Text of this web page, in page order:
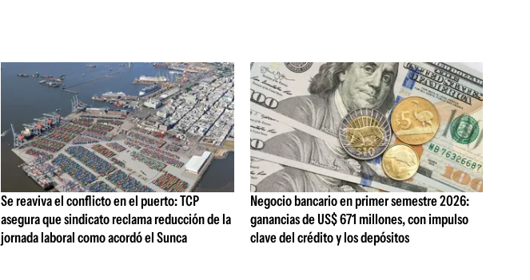
Se reaviva el conflicto en el puerto: TCP
asegura que sindicato reclama reducción de la
jornada laboral como acordó el Sunca
Negocio bancario en primer semestre 2026:
ganancias de US$ 671 millones, con impulso
clave del crédito y los depósitos